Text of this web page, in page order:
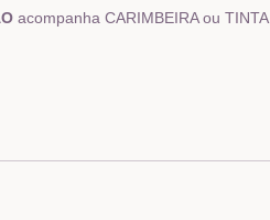
acompanha CARIMBEIRA ou